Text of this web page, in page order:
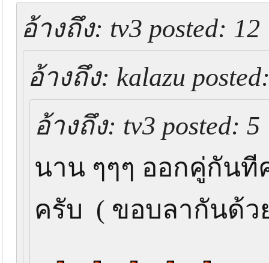
อ้างถึง: tv3 posted:
อ้างถึง: kalazu
อ้างถึง: tv3 posted:
นาน ๆๆๆ ออกคู่กันที
ครับ ( ขอบลากันด้ว